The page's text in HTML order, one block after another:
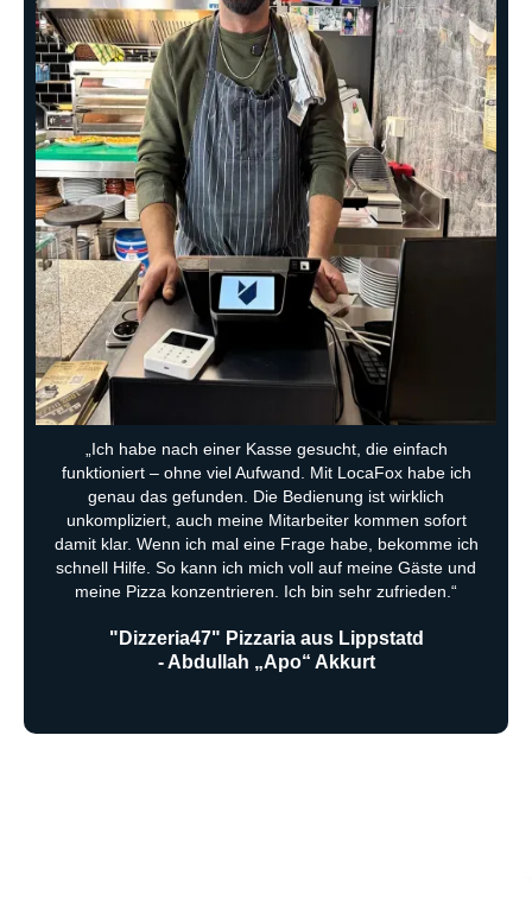
„Ich habe nach einer Kasse gesucht, die einfach
funktioniert – ohne viel Aufwand. Mit LocaFox habe ich
genau das gefunden. Die Bedienung ist wirklich
unkompliziert, auch meine Mitarbeiter kommen sofort
damit klar. Wenn ich mal eine Frage habe, bekomme ich
schnell Hilfe. So kann ich mich voll auf meine Gäste und
meine Pizza konzentrieren. Ich bin sehr zufrieden.“
"Dizzeria47" Pizzaria aus Lippstatd
‍- Abdullah „Apo“ Akkurt